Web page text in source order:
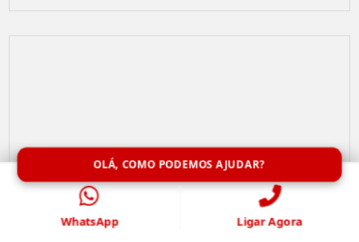
OLÁ, COMO PODEMOS AJUDAR?
WhatsApp Ligar Agora